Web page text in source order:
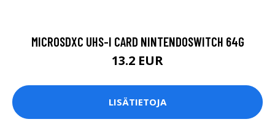
MICROSDXC UHS-I CARD NINTENDOSWITCH 64G
13.2 EUR
LISÄTIETOJA